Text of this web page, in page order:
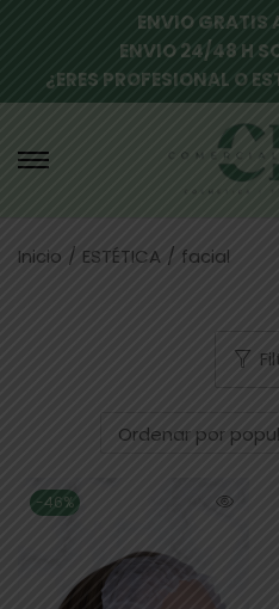
ENVIO GRATIS
ENVIO 24/48 H
¿ERES PROFESIONAL O
Inicio / ESTÉTICA / facial
-46%